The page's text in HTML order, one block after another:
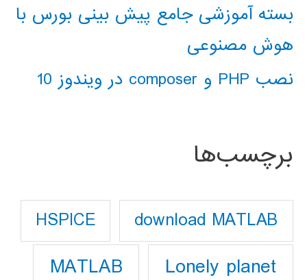
بسته آموزشی جامع پیش بینی بورس با
هوش مصنوعی
نصب PHP و composer در ویندوز 10
برچسب‌ها
download MATLAB
HSPICE
Lonely planet
MATLAB